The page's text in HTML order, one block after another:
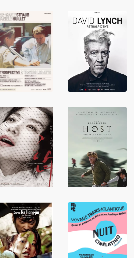
LIRE
LIRE
LIRE LIRE
LIRE